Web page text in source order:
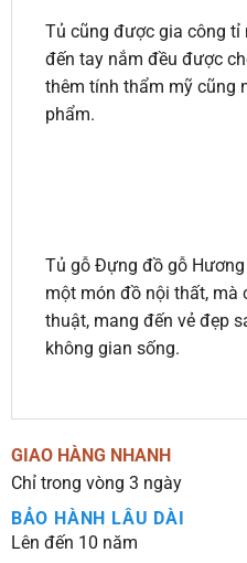
Tủ cũng được gia công tỉ
đến tay nắm đều được
thêm tính thẩm mỹ cũng
phẩm.
Tủ gỗ Đựng đồ gỗ
một món đồ nội thất, mà
thuật, mang đến vẻ đẹp
không gian sống.
GIAO HÀNG NHANH
Chỉ trong vòng 3 ngày
BẢO HÀNH LÂU DÀI
Lên đến 10 năm